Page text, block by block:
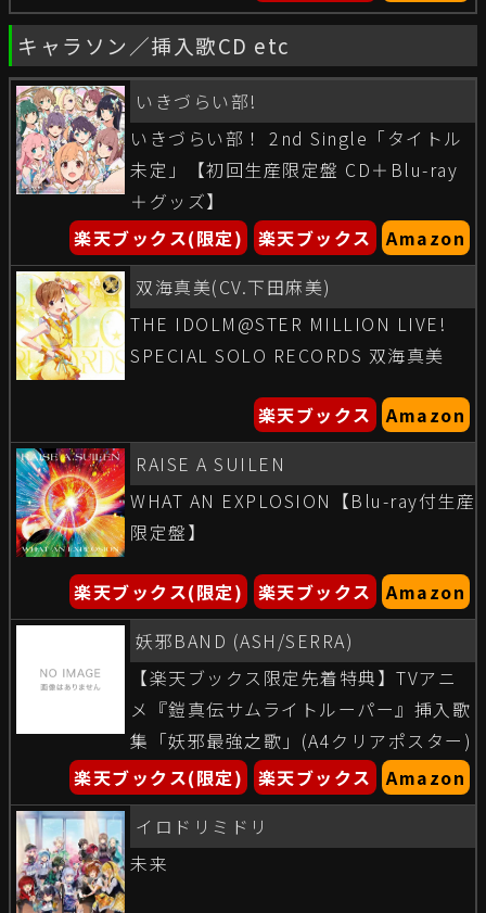
キャラソン／挿入歌CD etc
いきづらい部!
いきづらい部！ 2nd Single「タイトル
未定」【初回生産限定盤 CD＋Blu-ray
＋グッズ】
楽天ブックス(限定)
楽天ブックス
Amazon
双海真美(CV.下田麻美)
THE IDOLM@STER MILLION LIVE!
SPECIAL SOLO RECORDS 双海真美
楽天ブックス
Amazon
RAISE A SUILEN
WHAT AN EXPLOSION【Blu-ray付生産
限定盤】
楽天ブックス(限定) 楽天ブックス
Amazon
妖邪BAND (ASH/SERRA)
【楽天ブックス限定先着特典】TVアニ
メ『鎧真伝サムライトルーパー』挿入歌
集「妖邪最強之歌」(A4クリアポスター)
楽天ブックス(限定)
楽天ブックス
Amazon
イロドリミドリ
未来